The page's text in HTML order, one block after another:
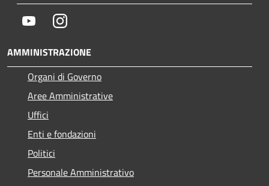
YoutubeInstagram
AMMINISTRAZIONE
Organi di Governo
Aree Amministrative
Uffici
Enti e fondazioni
Politici
Personale Amministrativo